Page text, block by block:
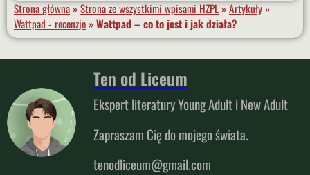
Strona główna»Strona ze wszystkimi wpisami HZPL»Artykuły»
Wattpad - recenzje»Wattpad – co to jest i jak działa?
Ten od Liceum
Ekspert literatury Young Adult i New Adult
Zapraszam Cię do mojego świata.
tenodliceum@gmail.com